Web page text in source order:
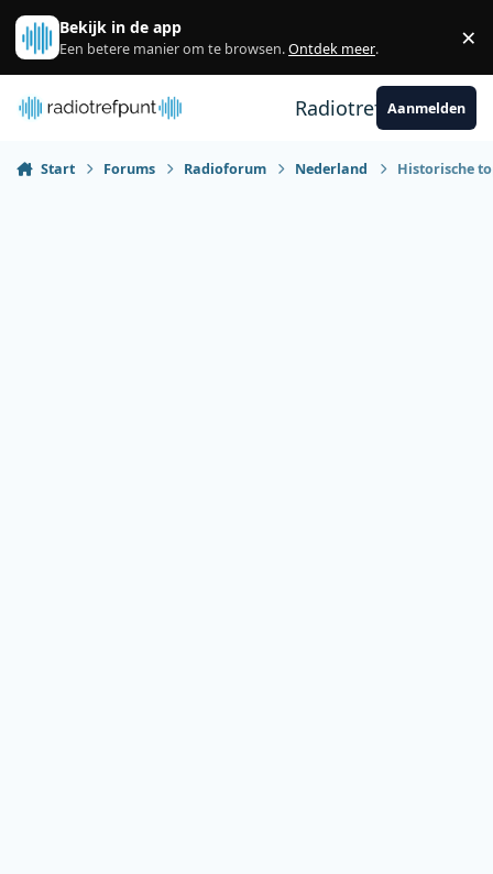
Spring naar bijdragen
Bekijk in de app
Een betere manier om te browsen.Ontdek meer. ×
RadiotrefpuntAanmelden
Start Forums Radioforum Nederland Historische